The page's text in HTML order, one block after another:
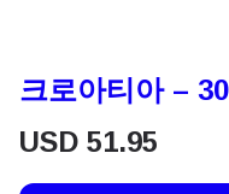
크로아티아 –
USD 51.95